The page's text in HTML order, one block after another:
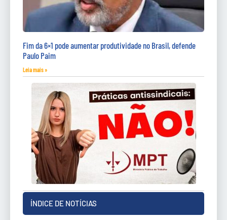
Fim da 6×1 pode aumentar produtividade no Brasil, defende
Paulo Paim
Leia mais »
ÍNDICE DE NOTÍCIAS